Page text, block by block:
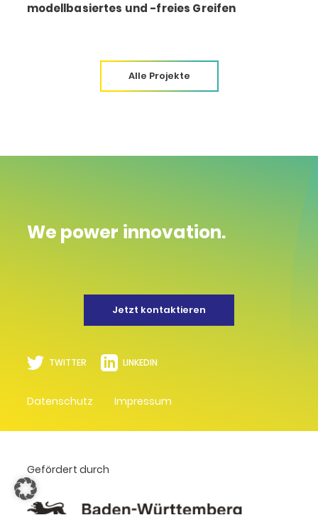
modell­basiertes und -freies Greifen
Alle Projekte
We power innovation.
Jetzt kontaktieren
TWITTER LINKEDIN
Datenschutz Impressum
Gefördert durch